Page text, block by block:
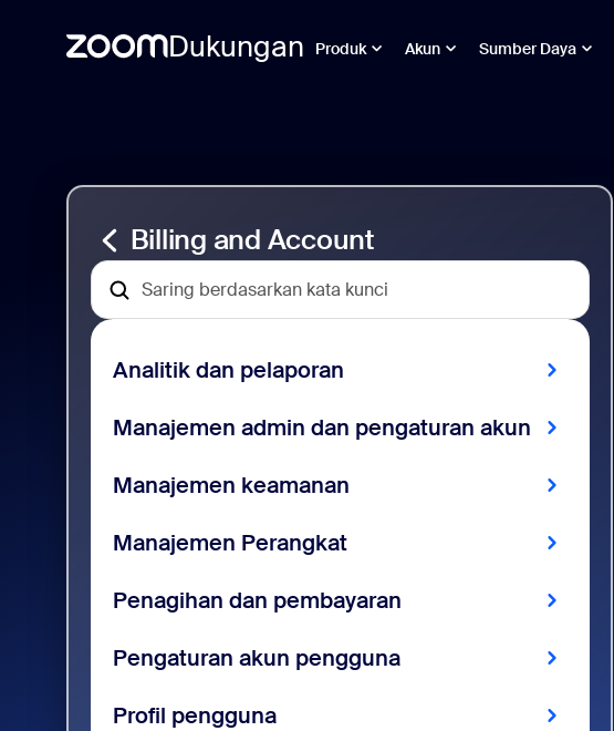
Dukungan Produk Akun Sumber Daya
Billing and Account
Analitik dan pelaporan
Manajemen admin dan pengaturan akun
Manajemen keamanan
Manajemen Perangkat
Penagihan dan pembayaran
Pengaturan akun pengguna
Profil pengguna